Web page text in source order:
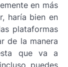
en más
haría bien en
plataformas
de la manera
que va a
puedes